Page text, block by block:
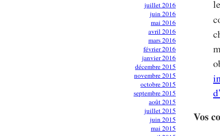
juillet 2016
juin 2016
mai 2016
avril 2016
mars 2016
février 2016
janvier 2016
décembre 2015
novembre 2015
octobre 2015
septembre 2015
août 2015
juillet 2015
juin 2015
mai 2015
Vos